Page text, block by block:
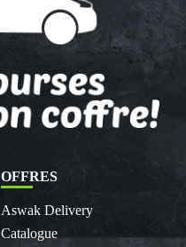
OFFRES
Aswak Delivery
Catalogue